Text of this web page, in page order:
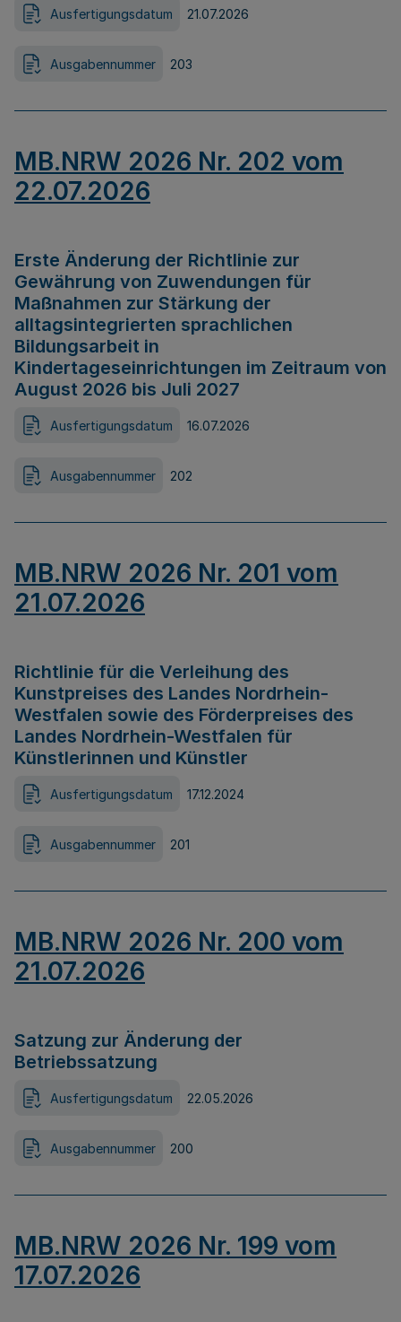
Ausfertigungsdatum 21.07.2026
Ausgabennummer 203
MB.NRW 2026 Nr. 202 vom
22.07.2026
Erste Änderung der Richtlinie zur
Gewährung von Zuwendungen für
Maßnahmen zur Stärkung der
alltagsintegrierten sprachlichen
Bildungsarbeit in
Kindertageseinrichtungen im Zeitraum von
August 2026 bis Juli 2027
Ausfertigungsdatum 16.07.2026
Ausgabennummer 202
MB.NRW 2026 Nr. 201 vom
21.07.2026
Richtlinie für die Verleihung des
Kunstpreises des Landes Nordrhein-
Westfalen sowie des Förderpreises des
Landes Nordrhein-Westfalen für
Künstlerinnen und Künstler
Ausfertigungsdatum 17.12.2024
Ausgabennummer 201
MB.NRW 2026 Nr. 200 vom
21.07.2026
Satzung zur Änderung der
Betriebssatzung
Ausfertigungsdatum 22.05.2026
Ausgabennummer 200
MB.NRW 2026 Nr. 199 vom
17.07.2026